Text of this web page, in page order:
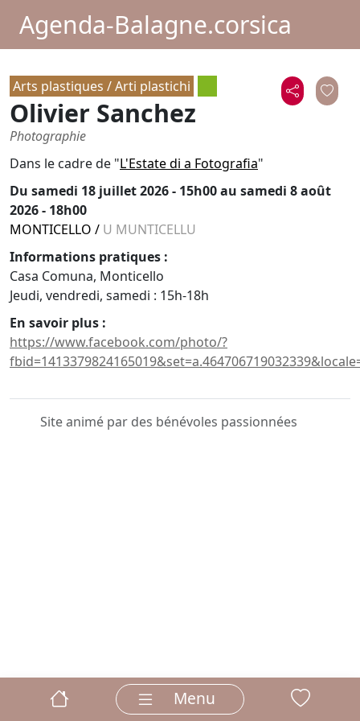
Agenda-Balagne.corsica
Arts plastiques / Arti plastichi
Olivier Sanchez
Photographie
Dans le cadre de "L'Estate di a Fotografia"
Du samedi 18 juillet 2026 - 15h00au samedi 8 août
2026 - 18h00
MONTICELLO / U MUNTICELLU
Informations pratiques :
Casa Comuna, Monticello
Jeudi, vendredi, samedi : 15h-18h
En savoir plus :
https://www.facebook.com/photo/?
Site animé par des bénévoles passionnées
Menu